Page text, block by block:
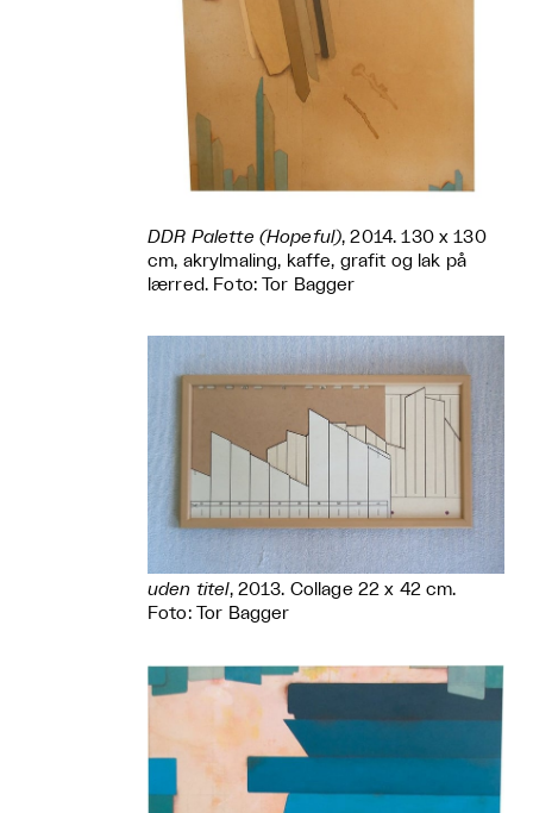
DDR Palette (Hopeful), 2014. 130 x 130
cm, akrylmaling, kaffe, grafit og lak på
lærred. Foto: Tor Bagger
uden titel, 2013. Collage 22 x 42 cm.
Foto: Tor Bagger